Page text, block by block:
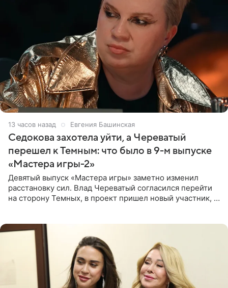
13 часов назад Евгения Башинская
Седокова захотела уйти, а Череватый
перешел к Темным: что было в 9-м выпуске
«Мастера игры-2»
Девятый выпуск «Мастера игры» заметно изменил
расстановку сил. Влад Череватый согласился перейти
на сторону Темных, в проект пришел новый участник, а